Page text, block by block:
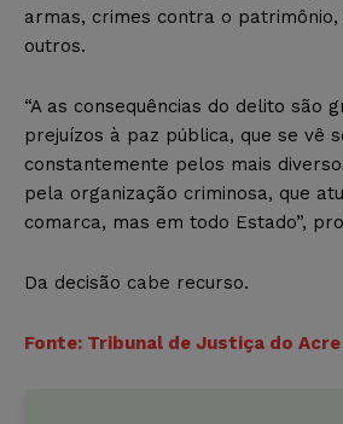
armas, crimes contra o
outros.
“A as consequências do delito são
prejuízos à paz pública, que se vê
constantemente pelos mais
pela organização criminosa, que
comarca, mas em todo Estado”,
Da decisão cabe recurso.
Fonte: Tribunal de Justiça do Acre